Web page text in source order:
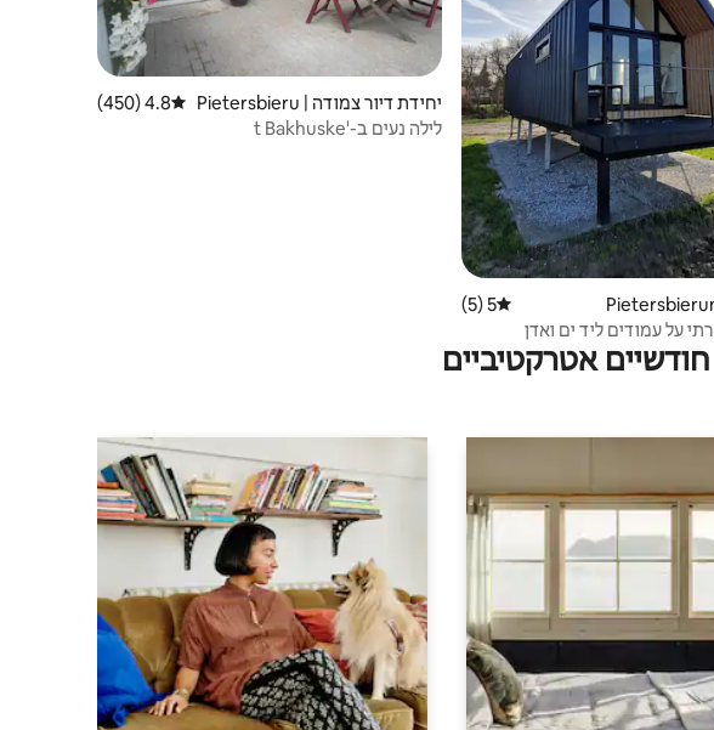
דירוג ממוצע של 5 מתוך 5, 5 ביקורות
5 (5)
על עמודים ליד ים ואדן
יחידת דיור צמודה | Pietersbieru
m
דירוג ממוצע של 4.8 מתוך 5, 450 ביקורות
4.8 (450)
לילה נעים ב-'t Bakhuske
אטרקטיביים